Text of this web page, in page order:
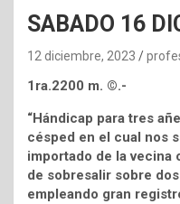
SABADO 16
12 diciembre, 2023
1ra.2200 m. ©.-
“Hándicap para tres
césped en el cual nos
importado de la vecina
de sobresalir sobre
empleando gran